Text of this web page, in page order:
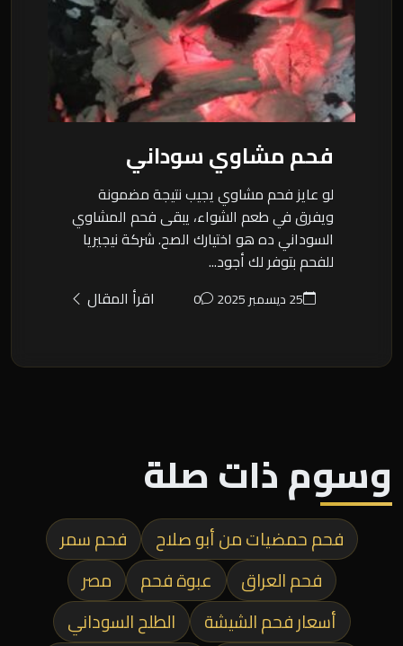
فحم مشاوي سوداني
لو عايز فحم مشاوي يجيب نتيجة مضمونة
ويفرق في طعم الشواء، يبقى فحم المشاوي
السوداني ده هو اختيارك الصح. شركة نيجيريا
للفحم بتوفر لك أجود...
25 ديسمبر 2025 0 اقرأ المقال
وسوم ذات صلة
فحم حمضيات من أبو صلاح
فحم سمر
فحم العراق
عبوة فحم
مصر
أسعار فحم الشيشة
الطلح السوداني